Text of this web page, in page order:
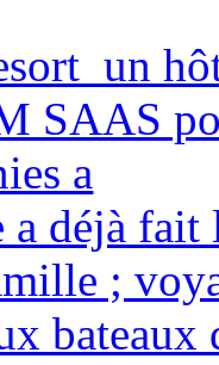
un
SAAS
a
a déjà
;
bateaux